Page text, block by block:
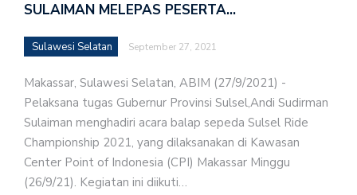
SULAIMAN MELEPAS PESERTA…
Sulawesi Selatan September 27, 2021
Makassar, Sulawesi Selatan, ABIM (27/9/2021) -
Pelaksana tugas Gubernur Provinsi Sulsel,Andi Sudirman
Sulaiman menghadiri acara balap sepeda Sulsel Ride
Championship 2021, yang dilaksanakan di Kawasan
Center Point of Indonesia (CPI) Makassar Minggu
(26/9/21). Kegiatan ini diikuti…